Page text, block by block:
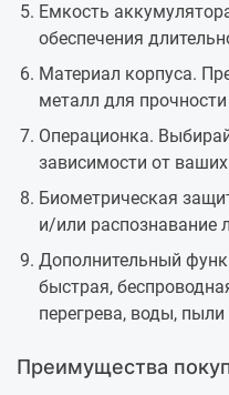
Емкость
обеспечения
Материал корпуса.
металл для
Операционка.
зависимости от
Биометрическая
и/или распознавание
Дополнительный
быстрая,
перегрева, воды, пыли
Преимущества